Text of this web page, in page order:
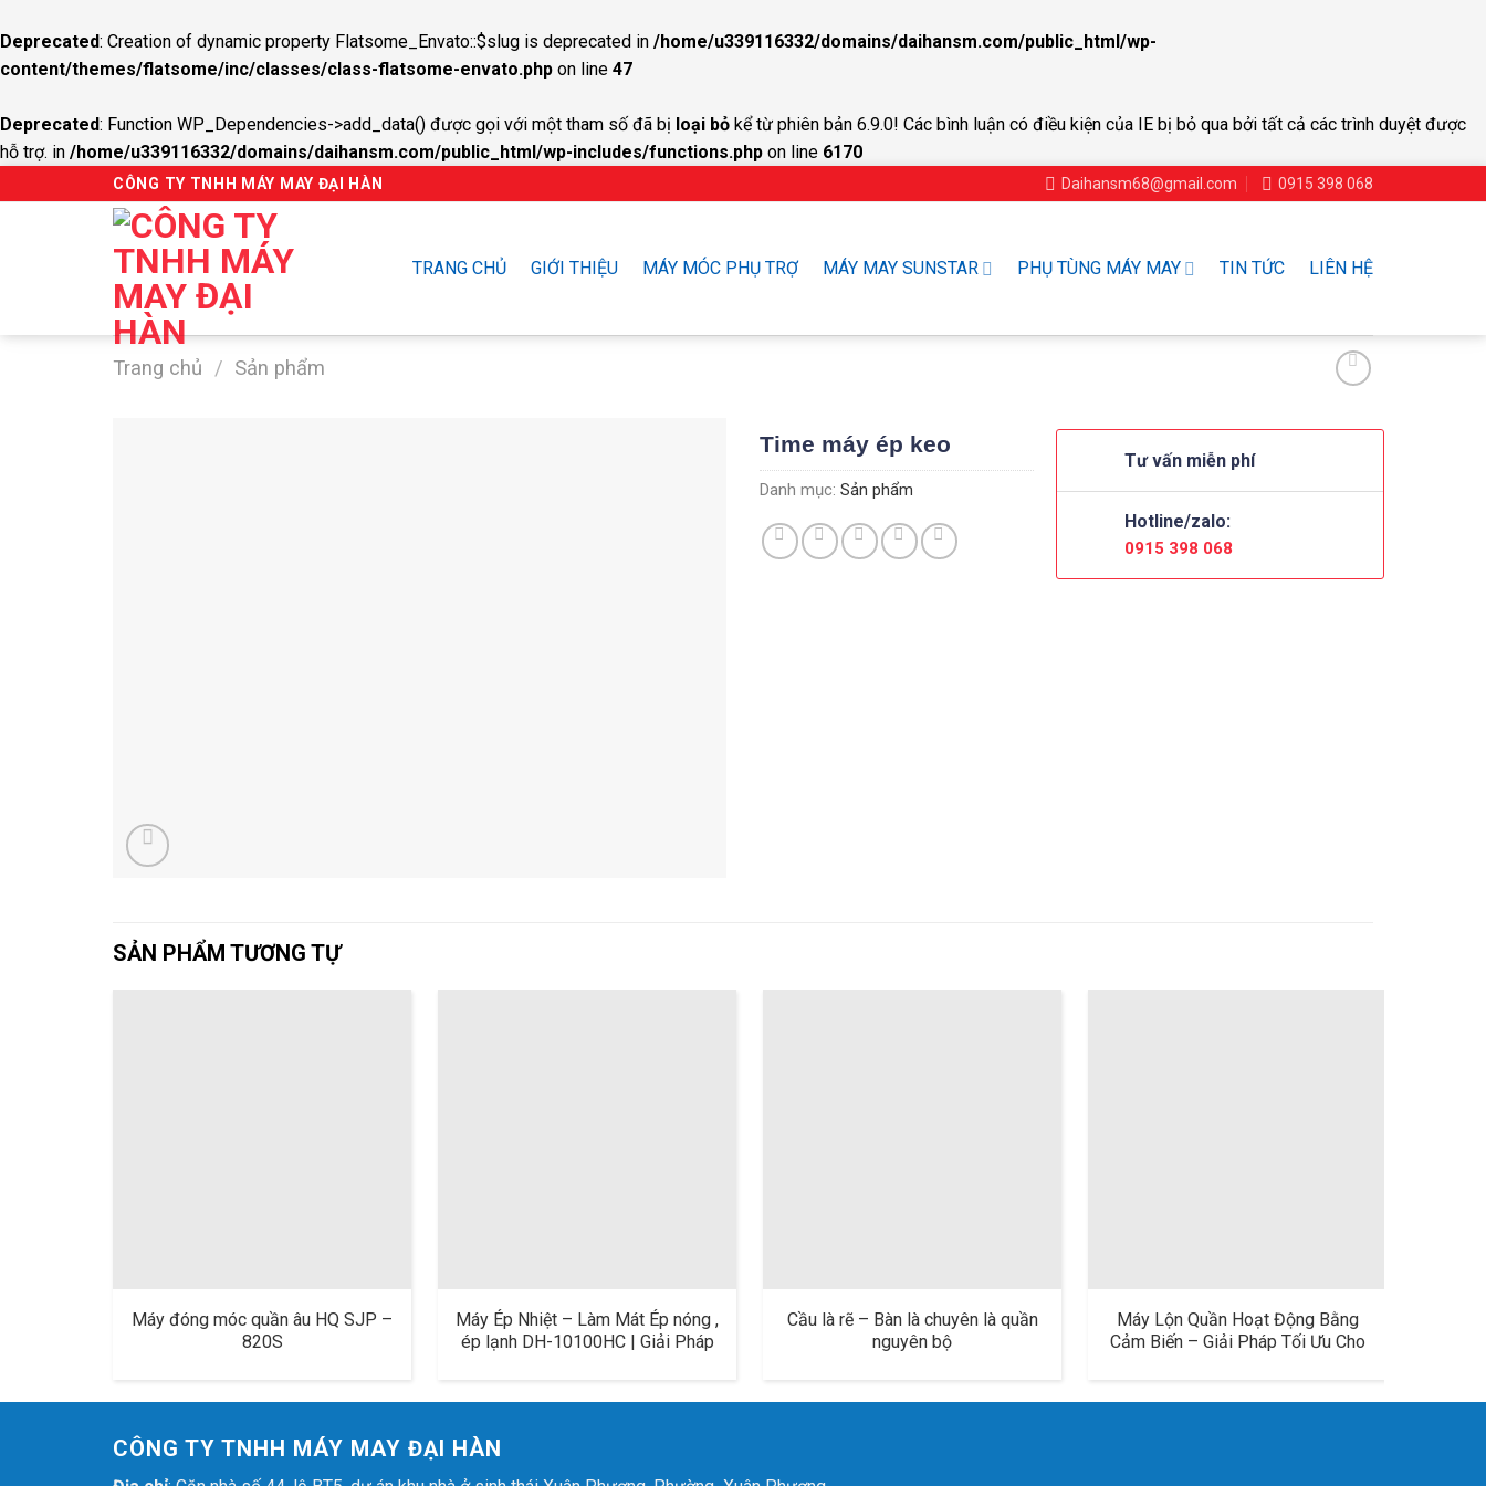
Deprecated: Creation of dynamic property Flatsome_Envato::$slug is deprecated in /home/u339116332/domains/daihansm.com/public_html/wp-
content/themes/flatsome/inc/classes/class-flatsome-envato.php on line 47
Deprecated: Function WP_Dependencies->add_data() được gọi với một tham số đã bị loại bỏ kể từ phiên bản 6.9.0! Các bình luận có điều kiện của IE bị bỏ qua bởi tất cả các trình duyệt được
hỗ trợ. in /home/u339116332/domains/daihansm.com/public_html/wp-includes/functions.php on line 6170
to
CÔNG TY TNHH MÁY MAY ĐẠI HÀN Daihansm68@gmail.com 0915 398 068
TRANG CHỦ GIỚI THIỆU MÁY MÓC PHỤ TRỢ MÁY MAY SUNSTAR PHỤ TÙNG MÁY MAY TIN TỨC LIÊN HỆ
Trang chủ / Sản phẩm
Time máy ép keo
Danh mục: Sản phẩm
Tư vấn miễn phí
Hotline/zalo:
0915 398 068
SẢN PHẨM TƯƠNG TỰ
Máy đóng móc quần âu HQ SJP –
820S
Máy Ép Nhiệt – Làm Mát Ép nóng ,
ép lạnh DH-10100HC | Giải Pháp
Cầu là rẽ – Bàn là chuyên là quần
nguyên bộ
Máy Lộn Quần Hoạt Động Bằng
Cảm Biến – Giải Pháp Tối Ưu Cho
CÔNG TY TNHH MÁY MAY ĐẠI HÀN